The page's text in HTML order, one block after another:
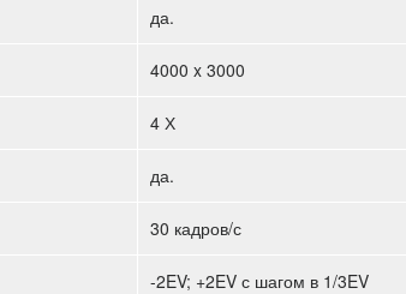
да.
4000 x 3000
4 Х
да.
30 кадров/с
-2EV; +2EV с шагом в 1/3EV